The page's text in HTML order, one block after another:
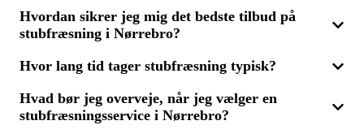
vigtigt at beskrive opgaven præcist for at modtage
sammenlignelige og nøjagtige tilbud.
Stubfræsning fjerner stubben lige under jordoverfladen, mens
rodfræsning tager en større del af rodsystemet med. Hvis du
3 tilbud, så du kan vælge den bedste løsning, uanset om du skal
Hvordan sikrer jeg mig det bedste tilbud på
stubfræsning i Nørrebro?
For at få det mest fordelagtige tilbud på stubfræsning i
entreprenører. Ved at modtage 3 tilbud kan du sammenligne
pris, omfang og kvalitet, hvilket sikrer, at du får den mest
Hvor lang tid tager stubfræsning typisk?
Varigheden af en stubfræsning afhænger af antallet og
størrelsen af stubbe. En rutineret fagperson kan ofte nøjes med
Hvad bør jeg overveje, når jeg vælger en
stubfræsningsservice i Nørrebro?